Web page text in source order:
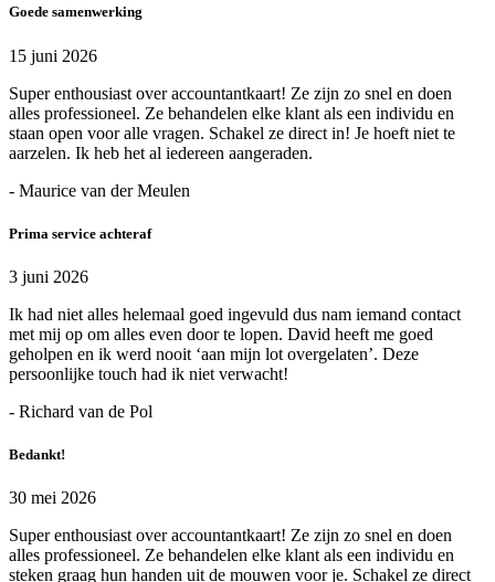
Goede samenwerking
15 juni 2026
Super enthousiast over accountantkaart! Ze zijn zo snel en doen
alles professioneel. Ze behandelen elke klant als een individu en
staan open voor alle vragen. Schakel ze direct in! Je hoeft niet te
aarzelen. Ik heb het al iedereen aangeraden.
- Maurice van der Meulen
Prima service achteraf
3 juni 2026
Ik had niet alles helemaal goed ingevuld dus nam iemand contact
met mij op om alles even door te lopen. David heeft me goed
geholpen en ik werd nooit ‘aan mijn lot overgelaten’. Deze
persoonlijke touch had ik niet verwacht!
- Richard van de Pol
Bedankt!
30 mei 2026
Super enthousiast over accountantkaart! Ze zijn zo snel en doen
alles professioneel. Ze behandelen elke klant als een individu en
steken graag hun handen uit de mouwen voor je. Schakel ze direct